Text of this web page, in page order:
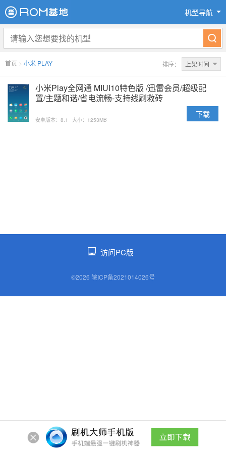
机型导航
首页 > 小米 PLAY 排序： 上架时间
小米Play全网通 MIUI10特色版 /迅雷会员/超级配
置/主题和谐/省电流畅-支持线刷救砖
安卓版本：8.1 大小：1253MB
下载
访问PC版
©2026 皖ICP备2021014026号